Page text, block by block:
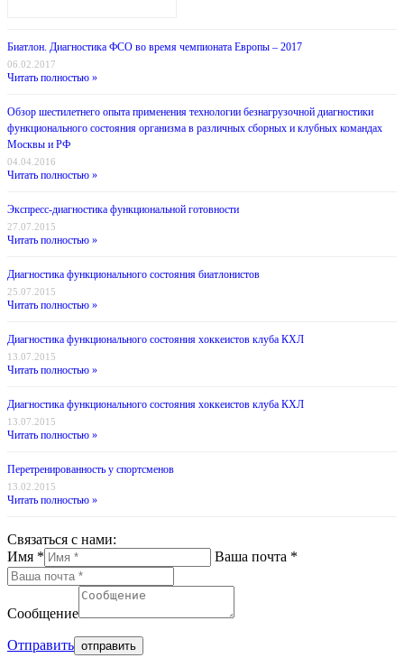
Биатлон. Диагностика ФСО во время чемпионата Европы – 2017
06.02.2017
Читать полностью »
Обзор шестилетнего опыта применения технологии безнагрузочной диагностики
функционального состояния организма в различных сборных и клубных командах
Москвы и РФ
04.04.2016
Читать полностью »
Экспресс-диагностика функциональной готовности
27.07.2015
Читать полностью »
Диагностика функционального состояния биатлонистов
25.07.2015
Читать полностью »
Диагностика функционального состояния хоккеистов клуба КХЛ
13.07.2015
Читать полностью »
Диагностика функционального состояния хоккеистов клуба КХЛ
13.07.2015
Читать полностью »
Перетренированность у спортсменов
13.02.2015
Читать полностью »
Связаться с нами:
Имя *
Ваша почта *
Сообщение
Отправить